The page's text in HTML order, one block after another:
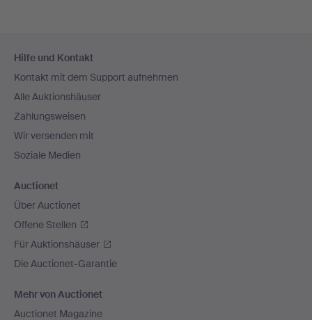
Navigation
Hilfe und Kontakt
Kontakt mit dem Support aufnehmen
Alle Auktionshäuser
Zahlungsweisen
Wir versenden mit
Soziale Medien
Auctionet
Über Auctionet
Offene Stellen
Für Auktionshäuser
Die Auctionet-Garantie
Mehr von Auctionet
Auctionet Magazine